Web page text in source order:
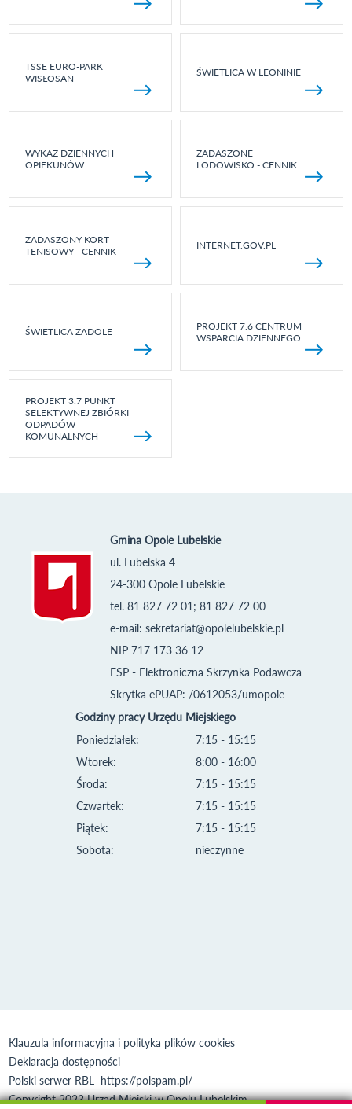
TSSE EURO-PARK
WISŁOSAN
ŚWIETLICA W LEONINIE
WYKAZ DZIENNYCH
OPIEKUNÓW
ZADASZONE
LODOWISKO - CENNIK
ZADASZONY KORT
TENISOWY - CENNIK
INTERNET.GOV.PL
ŚWIETLICA ZADOLE
PROJEKT 7.6 CENTRUM
WSPARCIA DZIENNEGO
PROJEKT 3.7 PUNKT
SELEKTYWNEJ ZBIÓRKI
ODPADÓW
KOMUNALNYCH
Gmina Opole Lubelskie
ul. Lubelska 4
24-300 Opole Lubelskie
tel. 81 827 72 01; 81 827 72 00
e-mail: sekretariat@opolelubelskie.pl
NIP 717 173 36 12
ESP - Elektroniczna Skrzynka Podawcza
Skrytka ePUAP: /0612053/umopole
Godziny pracy Urzędu Miejskiego
Poniedziałek:
Wtorek:
Środa:
Czwartek:
Piątek:
Sobota:
7:15 - 15:15
8:00 - 16:00
7:15 - 15:15
7:15 - 15:15
7:15 - 15:15
nieczynne
Klauzula informacyjna i polityka plików cookies
Deklaracja dostępności
Polski serwer RBL https://polspam.pl/
Copyright 2023 Urząd Miejski w Opolu Lubelskim